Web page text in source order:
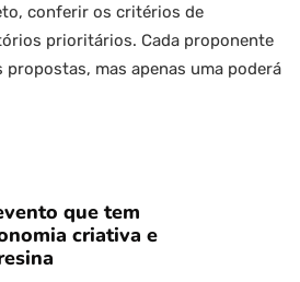
conferir os critérios de
prioritários. Cada proponente
mas apenas uma poderá
que tem
criativa e